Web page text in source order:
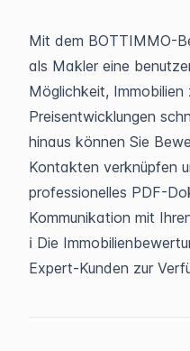
Mit dem BOTTIMMO-
als Makler eine
Möglichkeit,
Preisentwicklungen
hinaus können Sie
Kontakten verknüpfen
professionelles PDF-
Kommunikation mit
ℹ️ Die
Expert-Kunden zur